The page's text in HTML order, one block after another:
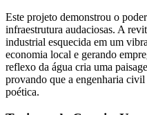
Este projeto demonstrou o
infraestrutura audaciosas. A
industrial esquecida em um
economia local e gerando
reflexo da água cria uma
provando que a engenharia
poética.